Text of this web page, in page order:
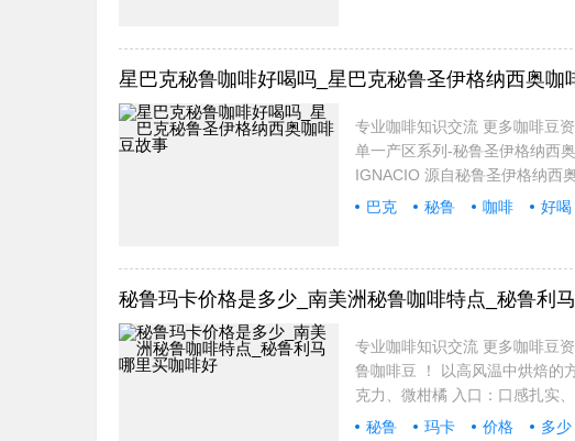
星巴克秘鲁咖啡好喝吗_星巴克秘鲁圣伊格纳西奥咖
专业咖啡知识交流 更多咖啡豆
单一产区系列-秘鲁圣伊格纳西
IGNACIO 源自秘鲁圣伊格纳西
巴克 秘鲁 咖啡 好喝
秘鲁玛卡价格是多少_南美洲秘鲁咖啡特点_秘鲁利
专业咖啡知识交流 更多咖啡豆
鲁咖啡豆 ！ 以高风温中烘焙的
克力、微柑橘 入口：口感扎实
秘鲁 玛卡 价格 多少